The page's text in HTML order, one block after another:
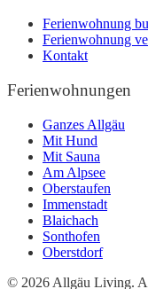
Ferienwohnung
Ferienwohnung
Kontakt
Ferienwohnungen
Ganzes Allgäu
Mit Hund
Mit Sauna
Am Alpsee
Oberstaufen
Immenstadt
Blaichach
Sonthofen
Oberstdorf
© 2026 Allgäu Living.